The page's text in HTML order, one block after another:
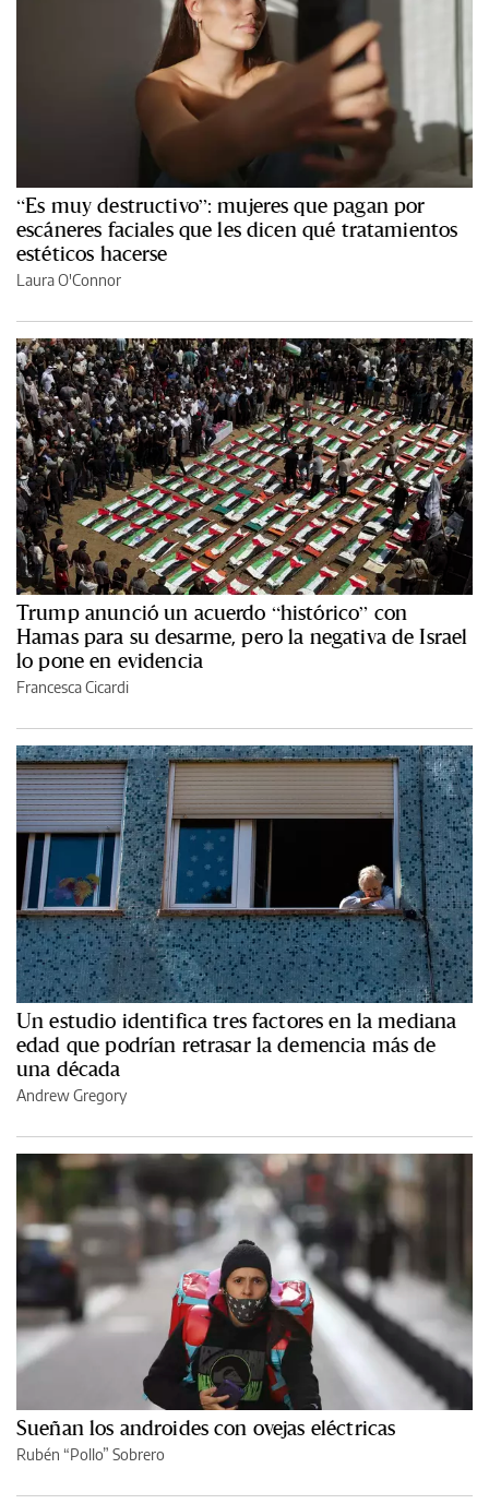
“Es muy destructivo”: mujeres que pagan por
escáneres faciales que les dicen qué tratamientos
estéticos hacerse
Laura O'Connor
Trump anunció un acuerdo “histórico” con
Hamas para su desarme, pero la negativa de Israel
lo pone en evidencia
Francesca Cicardi
Un estudio identifica tres factores en la mediana
edad que podrían retrasar la demencia más de
una década
Andrew Gregory
Sueñan los androides con ovejas eléctricas
Rubén “Pollo” Sobrero